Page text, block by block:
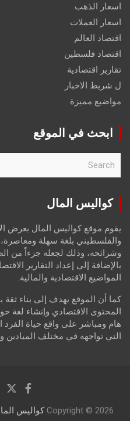
اسعار الذهب
اسعار العملات
اقتصاد العالم
اقتصاد فلسطين
تقارير اقتصادية
ل شريط الاخبار
مواضيع مميزة
ابحث في الموقع
r
كواليس المال
يقوم موقع كواليس المال بعرض
والفلسطيني بلغة سهلة
وشرائحه، وذلك لجعله جزءاً من
بالإضافة إلى إعداد التقارير
المواضيع الاقتصادية والمالية.
كما أن الموقع يهدف إلى بناء ثقة
المحتوى الاقتصادي وإنشاء لغة
هام ومباشر على واقع حياة الفرد
التي تواجهه في مختلف الميادين
Copyright © 2026 كواليس